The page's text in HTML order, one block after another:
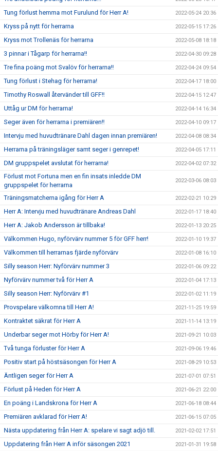
Tung förlust hemma mot Furulund för Herr A! 2022-05-24 20:36
Kryss på nytt för herrarna 2022-05-15 17:26
Kryss mot Trollenäs för herrarna 2022-05-08 18:18
3 pinnar i Tågarp för herrarna!! 2022-04-30 09:28
Tre fina poäng mot Svalöv för herrarna!! 2022-04-24 09:54
Tung förlust i Stehag för herrarna! 2022-04-17 18:00
Timothy Roswall återvänder till GFF!! 2022-04-15 12:47
Uttåg ur DM för herrarna! 2022-04-14 16:34
Seger även för herrarna i premiären!! 2022-04-10 09:17
Intervju med huvudtränare Dahl dagen innan premiären! 2022-04-08 08:34
Herrarna på träningsläger samt seger i genrepet! 2022-04-05 17:11
DM gruppspelet avslutat för herrarna! 2022-04-02 07:32
Förlust mot Fortuna men en fin insats inledde DM
gruppspelet för herrarna
2022-03-06 08:03
Träningsmatcherna igång för Herr A 2022-02-21 10:29
Herr A: Intervju med huvudtränare Andreas Dahl 2022-01-17 18:40
Herr A: Jakob Andersson är tillbaka! 2022-01-13 20:25
Välkommen Hugo, nyförvärv nummer 5 för GFF herr! 2022-01-10 19:37
Välkommen till herrarnas fjärde nyförvärv 2022-01-08 16:10
Silly season Herr: Nyförvärv nummer 3 2022-01-06 09:22
Nyförvärv nummer två för Herr A 2022-01-04 17:13
Silly season Herr: Nyförvärv #1 2022-01-02 11:19
Provspelare välkomna till Herr A! 2021-11-25 19:59
Kontraktet säkrat för Herr A 2021-11-14 13:19
Underbar seger mot Hörby för Herr A! 2021-09-21 10:03
Två tunga förluster för Herr A 2021-09-06 19:46
Positiv start på höstsäsongen för Herr A 2021-08-29 10:53
Äntligen seger för Herr A 2021-07-01 07:51
Förlust på Heden för Herr A 2021-06-21 22:00
En poäng i Landskrona för Herr A 2021-06-18 08:44
Premiären avklarad för Herr A! 2021-06-15 07:05
Nästa uppdatering från Herr A: spelare vi sagt adjö till. 2021-02-02 17:51
Uppdatering från Herr A inför säsongen 2021 2021-01-31 19:58